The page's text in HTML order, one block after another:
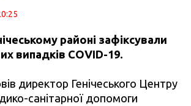
районі зафіксували
випадків COVID-19.
директор Генічеського Центру
санітарної допомоги